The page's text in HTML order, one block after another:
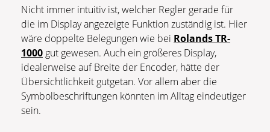
Nicht immer intuitiv ist, welcher Regler gerade für
die im Display angezeigte Funktion zuständig ist. Hier
wäre doppelte Belegungen wie bei Rolands TR-
1000 gut gewesen. Auch ein größeres Display,
idealerweise auf Breite der Encoder, hätte der
Übersichtlichkeit gutgetan. Vor allem aber die
Symbolbeschriftungen könnten im Alltag eindeutiger
sein.